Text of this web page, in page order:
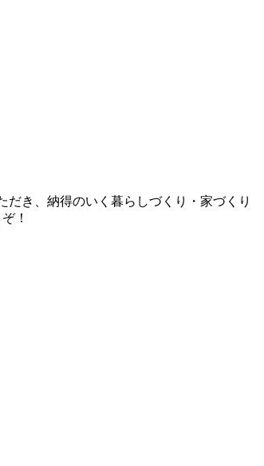
き、納得のいく暮らしづくり・家づくり
！